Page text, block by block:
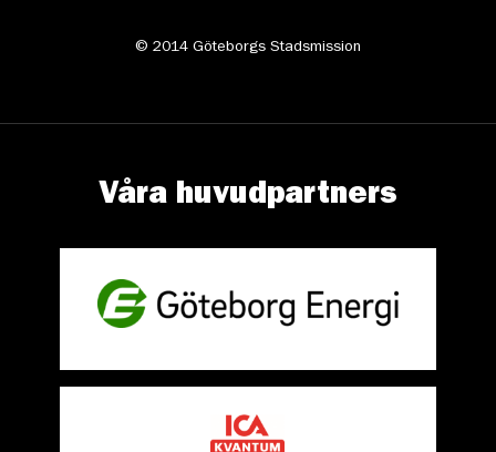
© 2014 Göteborgs Stadsmission
Våra huvudpartners